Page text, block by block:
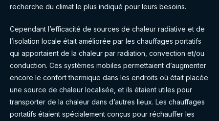
recherche du climat le plus indiqué pour leurs besoins.
Cependant l’efficacité de sources de chaleur radiative et de
l’isolation locale était améliorée par les chauffages portatifs
qui apportaient de la chaleur par radiation, convection et/ou
conduction. Ces systèmes mobiles permettaient d’augmenter
encore le confort thermique dans les endroits où était placée
une source de chaleur localisée, et ils étaient utiles pour
transporter de la chaleur dans d’autres lieux. Les chauffages
portatifs étaient spécialement conçus pour réchauffer les